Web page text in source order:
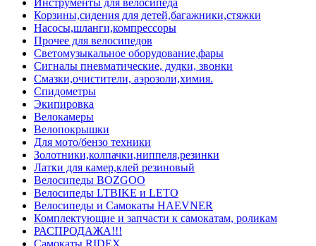
Корзины,сидения для детей,багажники,стяжки
Насосы,шланги,компрессоры
Прочее для велосипедов
Светомузыкальное оборудование,фары
Сигналы пневматические, дудки, звонки
Смазки,очистители, аэрозоли,химия.
Спидометры
Экипировка
Велокамеры
Велопокрышки
Для мото/бензо техники
Золотники,колпачки,ниппеля,резинки
Латки для камер,клей резиновый
Велосипеды BOZGOO
Велосипеды LTBIKE и LETO
Велосипеды и Самокаты HAEVNER
Комплектующие и запчасти к самокатам, роликам
РАСПРОДАЖА!!!
Самокаты RIDEX.